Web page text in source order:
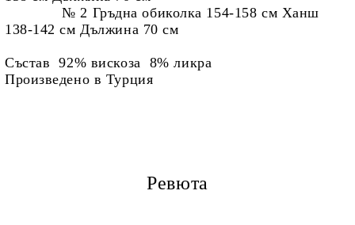
№ 2 Гръдна обиколка 154-158 см Ханш
138-142 см Дължина 70 см
Състав 92% вискоза 8% ликра
Произведено в Турция
Ревюта